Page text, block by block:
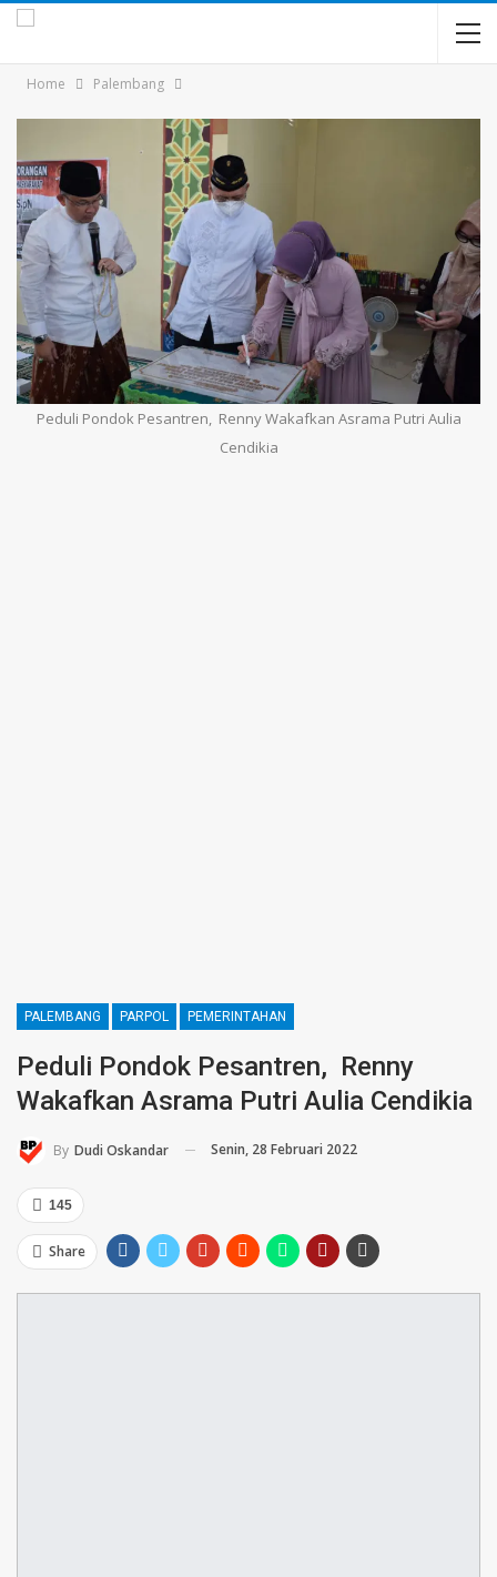
Home Palembang
Peduli Pondok Pesantren, Renny Wakafkan Asrama Putri Aulia
Cendikia
PALEMBANG PARPOL PEMERINTAHAN
Peduli Pondok Pesantren, Renny
Wakafkan Asrama Putri Aulia Cendikia
By Dudi Oskandar Senin, 28 Februari 2022
145
Share